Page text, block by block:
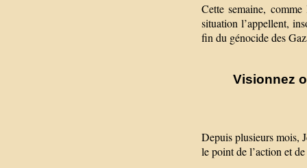
Cette semaine,
situation l’appellent,
fin du génocide des
Visionnez
Depuis plusieurs mois,
le point de l’action et